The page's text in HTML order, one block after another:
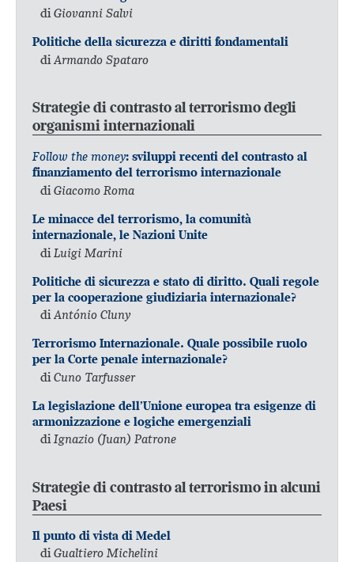
diGiovanni Salvi
Politiche della sicurezza e diritti fondamentali
diArmando Spataro
Strategie di contrasto al terrorismo degli
organismi internazionali
Follow the money: sviluppi recenti del contrasto al
finanziamento del terrorismo internazionale
diGiacomo Roma
Le minacce del terrorismo, la comunità
internazionale, le Nazioni Unite
di Luigi Marini
Politiche di sicurezza e stato di diritto. Quali regole
per la cooperazione giudiziaria internazionale?
diAntónio Cluny
Terrorismo Internazionale. Quale possibile ruolo
per la Corte penale internazionale?
di Cuno Tarfusser
La legislazione dell’Unione europea tra esigenze di
armonizzazione e logiche emergenziali
diIgnazio (Juan) Patrone
Strategie di contrasto al terrorismo in alcuni
Paesi
Il punto di vista di Medel
diGualtiero Michelini